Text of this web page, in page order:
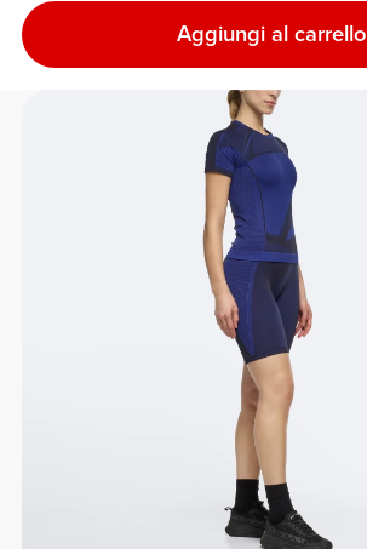
Aggiungi al carrello